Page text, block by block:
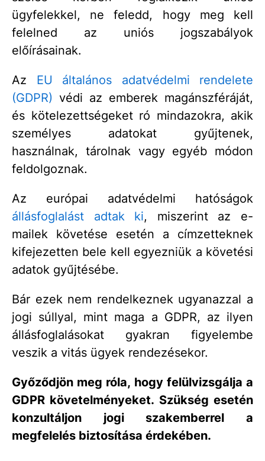
ügyfelekkel, ne feledd, hogy meg kell
felelned az uniós jogszabályok
előírásainak.
Az EU általános adatvédelmi rendelete
(GDPR) védi az emberek magánszféráját,
és kötelezettségeket ró mindazokra, akik
személyes adatokat gyűjtenek,
használnak, tárolnak vagy egyéb módon
feldolgoznak.
Az európai adatvédelmi hatóságok
állásfoglalást adtak ki, miszerint az e-
mailek követése esetén a címzetteknek
kifejezetten bele kell egyezniük a követési
adatok gyűjtésébe.
Bár ezek nem rendelkeznek ugyanazzal a
jogi súllyal, mint maga a GDPR, az ilyen
állásfoglalásokat gyakran figyelembe
veszik a vitás ügyek rendezésekor.
Győződjön meg róla, hogy felülvizsgálja a
GDPR követelményeket. Szükség esetén
konzultáljon jogi szakemberrel a
megfelelés biztosítása érdekében.